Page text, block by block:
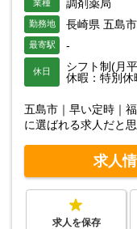
業種 調剤薬局
勤務地 長崎県 五島
最寄駅 -
休日
シフト制(月
休暇：特別
五島市｜早い定時｜
に選ばれる求人だと
求人
求人を保存